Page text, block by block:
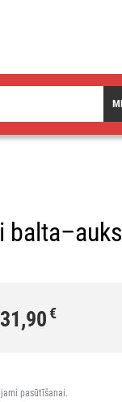
31,90€
pasūtīšanai.